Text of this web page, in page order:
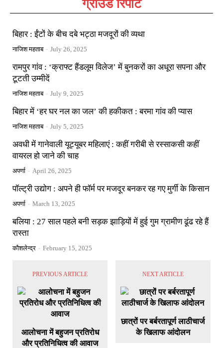
ग्राउंड रिपोर्ट
बिहार : ईंटों के बीच दबे भट्ठा मजदूरों की व्यथा
नाजिश महताब - July 26, 2025
रामपुर गांव : ‘क्राफ्ट हैंडलूम विलेज’ में बुनकरों का अधूरा सपना और
टूटती उम्मीदें
नाजिश महताब - July 9, 2025
बिहार में ‘हर घर नल का जल’ की हकीकत : बरमा गांव की प्यास
नाजिश महताब - July 5, 2025
अवधी में गानेवाली यूट्यूबर महिलाएं : कहीं गरीबी से रस्साकसी कहीं
वायरल हो जाने की चाह
अपर्णा - April 26, 2025
पॉल्ट्री उद्योग : अपने ही फॉर्म पर मजदूर बनकर रह गए मुर्गी के किसान
अपर्णा - March 13, 2025
बलिया : 27 साल पहले बनी सड़क झाड़ियों में हुई गुम ग्रामीण ढूंढ रहे हैं
रास्ता
कौशलेन्द्र - February 15, 2025
PREVIOUS ARTICLE
आलोचना में बहुजन प्रतिरोध
और प्रतिनिधित्व की आवाज
NEXT ARTICLE
छात्रों पर बर्बरतापूर्ण लाठीचार्ज
के खिलाफ आंदोलन